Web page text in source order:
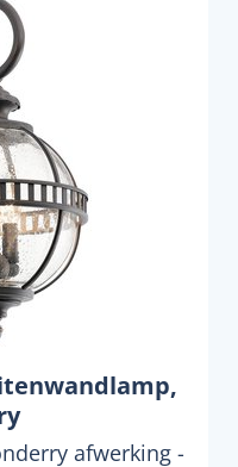
afwerking -